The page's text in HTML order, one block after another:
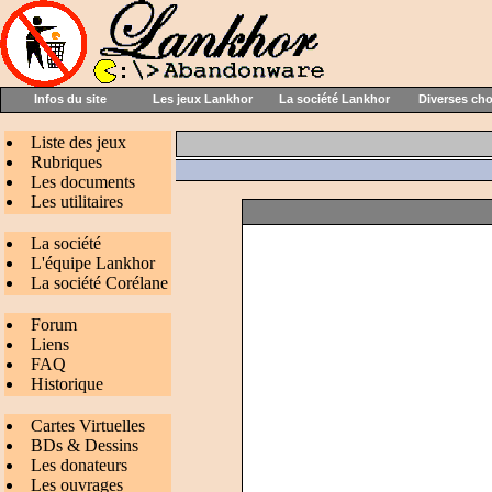
Infos du site Les jeux Lankhor La société Lankhor Diverses
Liste des jeux
Rubriques
Les documents
Les utilitaires
La société
L'équipe Lankhor
La société Corélane
Forum
Liens
FAQ
Historique
Cartes Virtuelles
BDs & Dessins
Les donateurs
Les ouvrages